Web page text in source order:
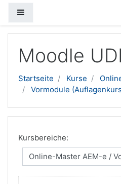
Moodle
Startseite Kurse
Vormodule
Kursbereiche: